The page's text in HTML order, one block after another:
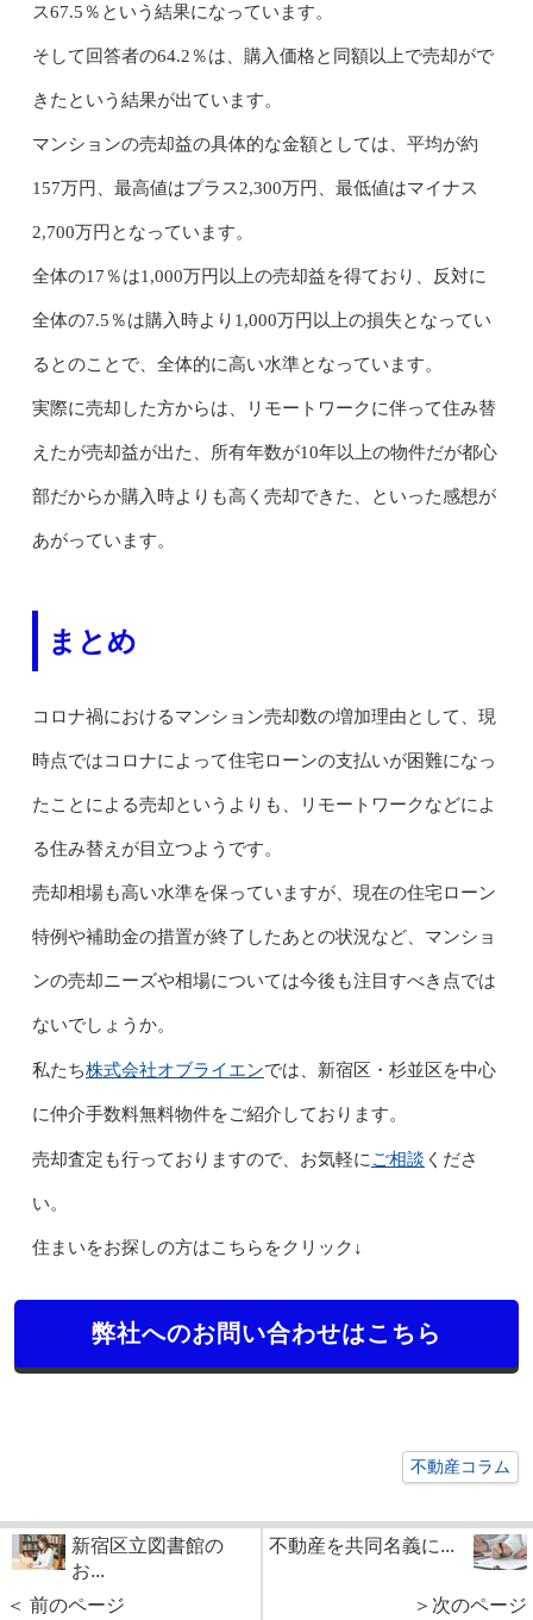
ス67.5％という結果になっています。
そして回答者の64.2％は、購入価格と同額以上で売却がで
きたという結果が出ています。
マンションの売却益の具体的な金額としては、平均が約
157万円、最高値はプラス2,300万円、最低値はマイナス
2,700万円となっています。
全体の17％は1,000万円以上の売却益を得ており、反対に
全体の7.5％は購入時より1,000万円以上の損失となってい
るとのことで、全体的に高い水準となっています。
実際に売却した方からは、リモートワークに伴って住み替
えたが売却益が出た、所有年数が10年以上の物件だが都心
部だからか購入時よりも高く売却できた、といった感想が
あがっています。
まとめ
コロナ禍におけるマンション売却数の増加理由として、現
時点ではコロナによって住宅ローンの支払いが困難になっ
たことによる売却というよりも、リモートワークなどによ
る住み替えが目立つようです。
売却相場も高い水準を保っていますが、現在の住宅ローン
特例や補助金の措置が終了したあとの状況など、マンショ
ンの売却ニーズや相場については今後も注目すべき点では
ないでしょうか。
私たち株式会社オブライエンでは、新宿区・杉並区を中心
に仲介手数料無料物件をご紹介しております。
売却査定も行っておりますので、お気軽にご相談 くださ
い。
住まいをお探しの方はこちらをクリック↓
弊社へのお問い合わせはこちら
不動産コラム
新宿区立図書館の
お...
＜ 前のページ
不動産を共同名義に...
＞次のページ